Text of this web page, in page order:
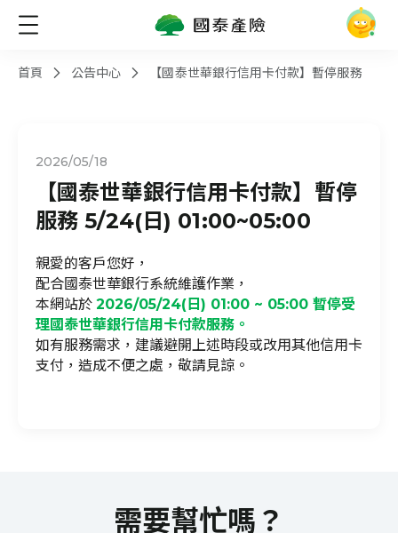
首頁 公告中心 【國泰世華銀行信用卡付款】暫停服務
2026/05/18
【國泰世華銀行信用卡付款】暫停
服務 5/24(日) 01:00~05:00
親愛的客戶您好，
配合國泰世華銀行系統維護作業，
本網站於 2026/05/24(日) 01:00 ~ 05:00 暫停受
理國泰世華銀行信用卡付款服務。
如有服務需求，建議避開上述時段或改用其他信用卡
支付，造成不便之處，敬請見諒。
需要幫忙嗎？